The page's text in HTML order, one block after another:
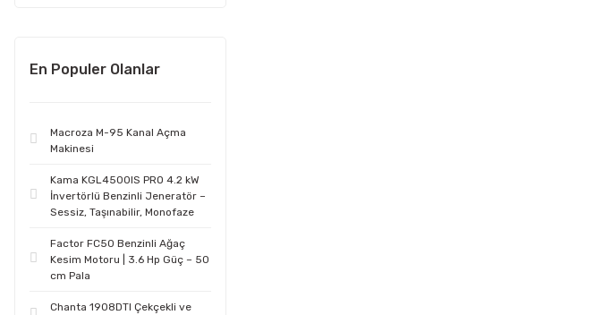
En Populer Olanlar
Macroza M-95 Kanal Açma
Makinesi
Kama KGL4500IS PRO 4.2 kW
İnvertörlü Benzinli Jeneratör –
Sessiz, Taşınabilir, Monofaze
Factor FC50 Benzinli Ağaç
Kesim Motoru | 3.6 Hp Güç – 50
cm Pala
Chanta 1908DTI Çekçekli ve